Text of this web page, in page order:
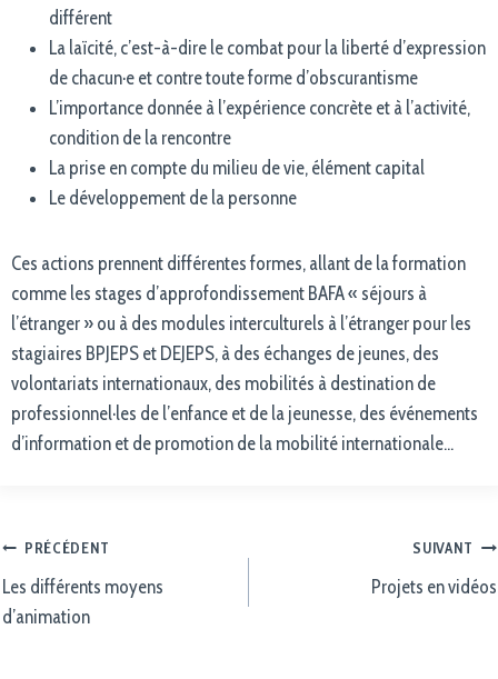
différent
La laïcité, c’est-à-dire le combat pour la liberté d’expression
de chacun·e et contre toute forme d’obscurantisme
L’importance donnée à l’expérience concrète et à l’activité,
condition de la rencontre
La prise en compte du milieu de vie, élément capital
Le développement de la personne
Ces actions prennent différentes formes, allant de la formation
comme les stages d’approfondissement BAFA « séjours à
l’étranger » ou à des modules interculturels à l’étranger pour les
stagiaires BPJEPS et DEJEPS, à des échanges de jeunes, des
volontariats internationaux, des mobilités à destination de
professionnel·les de l’enfance et de la jeunesse, des événements
d’information et de promotion de la mobilité internationale…
PRÉCÉDENT
Les différents moyens
d’animation
SUIVANT
Projets en vidéos